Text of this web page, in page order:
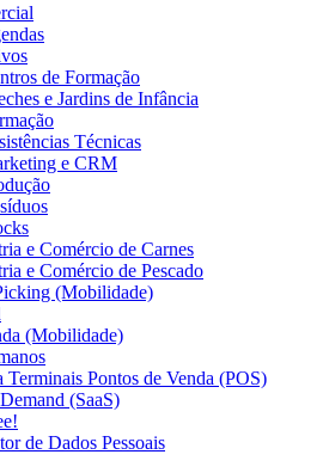
de Formação
e Jardins de Infância
Técnicas
e CRM
e Comércio de Carnes
e Comércio de Pescado
(Mobilidade)
(Mobilidade)
Terminais Pontos de Venda (POS)
(SaaS)
de Dados Pessoais